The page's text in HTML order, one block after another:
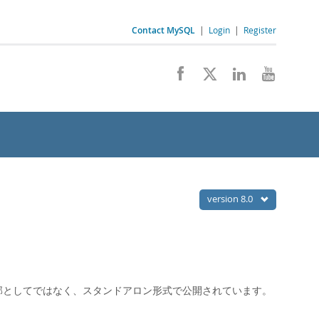
Contact MySQL | Login | Register
version 8.0
てではなく、スタンドアロン形式で公開されています。